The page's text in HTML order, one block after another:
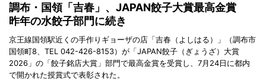
調布・国領「吉春」、JAPAN餃子大賞最高金賞
昨年の水餃子部門に続き
京王線国領駅近くの手作りギョーザの店「吉春（よしはる）」（調布市
国領町8、TEL 042-426-8153）が「JAPAN餃子（ぎょうざ）大賞
2026」の「餃子銘店大賞」部門で最高金賞を受賞し、7月24日に都内
で開かれた授賞式で表彰された。